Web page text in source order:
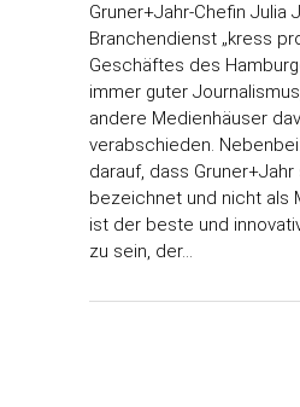
Gruner+Jahr-Chefin Julia
Branchendienst „kress
Geschäftes des
immer guter
andere Medienhäuser
verabschieden.
darauf, dass Gruner+Jahr
bezeichnet und nicht als
ist der beste und
zu sein, der…